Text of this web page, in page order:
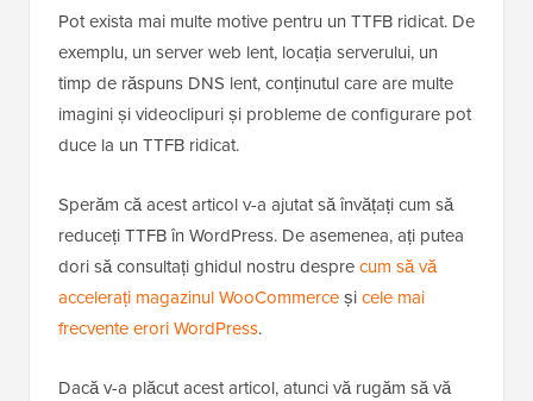
Pot exista mai multe motive pentru un TTFB ridicat. De
exemplu, un server web lent, locația serverului, un
timp de răspuns DNS lent, conținutul care are multe
imagini și videoclipuri și probleme de configurare pot
duce la un TTFB ridicat.
Sperăm că acest articol v-a ajutat să învățați cum să
reduceți TTFB în WordPress. De asemenea, ați putea
dori să consultați ghidul nostru desprecum să vă
accelerați magazinul WooCommerceșicele mai
frecvente erori WordPress.
Dacă v-a plăcut acest articol, atunci vă rugăm să vă